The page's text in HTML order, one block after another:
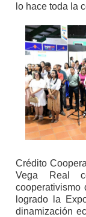
lo hace toda la
Crédito
Vega Real
cooperativismo
logrado la
dinamización